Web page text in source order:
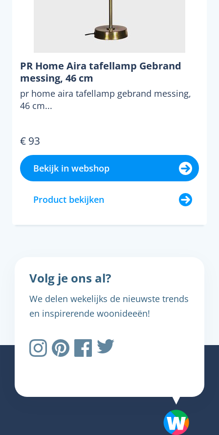
PR Home Aira tafellamp Gebrand
messing, 46 cm
pr home aira tafellamp gebrand messing,
46 cm...
€ 93
Bekijk in webshop
Product bekijken
Volg je ons al?
We delen wekelijks de nieuwste trends
en inspirerende woonideeën!